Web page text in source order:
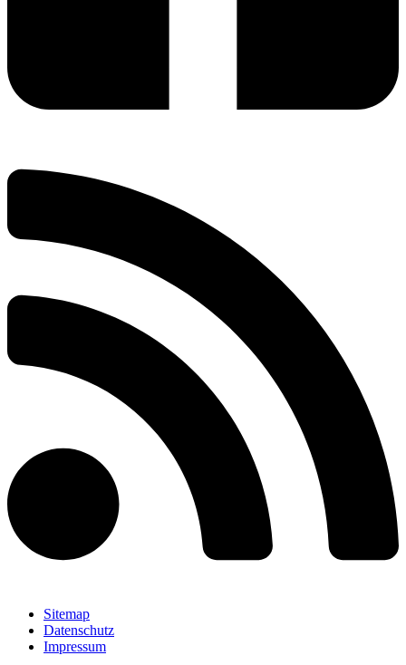
Sitemap
Datenschutz
Impressum